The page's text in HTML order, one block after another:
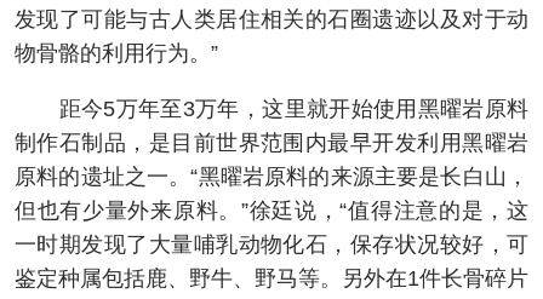
发现了可能与古人类居住相关的石圈遗迹以及对于动
物骨骼的利用行为。”
距今5万年至3万年，这里就开始使用黑曜岩原料
制作石制品，是目前世界范围内最早开发利用黑曜岩
原料的遗址之一。“黑曜岩原料的来源主要是长白山，
但也有少量外来原料。”徐廷说，“值得注意的是，这
一时期发现了大量哺乳动物化石，保存状况较好，可
鉴定种属包括鹿、野牛、野马等。另外在1件长骨碎片